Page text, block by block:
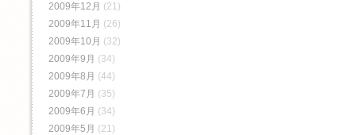
2009年12月 (21)
2009年11月 (26)
2009年10月 (32)
2009年9月 (34)
2009年8月 (44)
2009年7月 (35)
2009年6月 (34)
2009年5月 (21)